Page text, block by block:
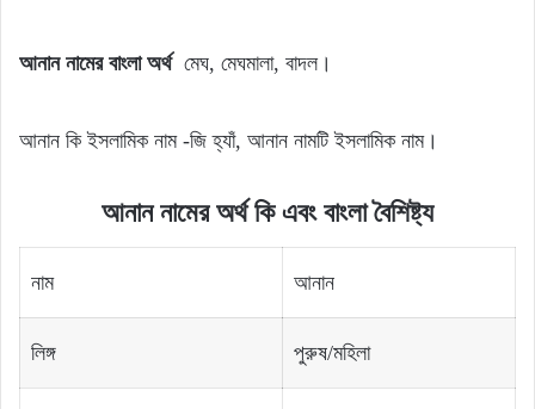
আনান নামের বাংলা অর্থমেঘ, মেঘমালা, বাদল।
আনান কি ইসলামিক নাম -জি হ্যাঁ, আনান নামটি ইসলামিক নাম।
আনান নামের অর্থ কি এবং বাংলা বৈশিষ্ট্য
নাম আনান
লিঙ্গ পুরুষ/মহিলা